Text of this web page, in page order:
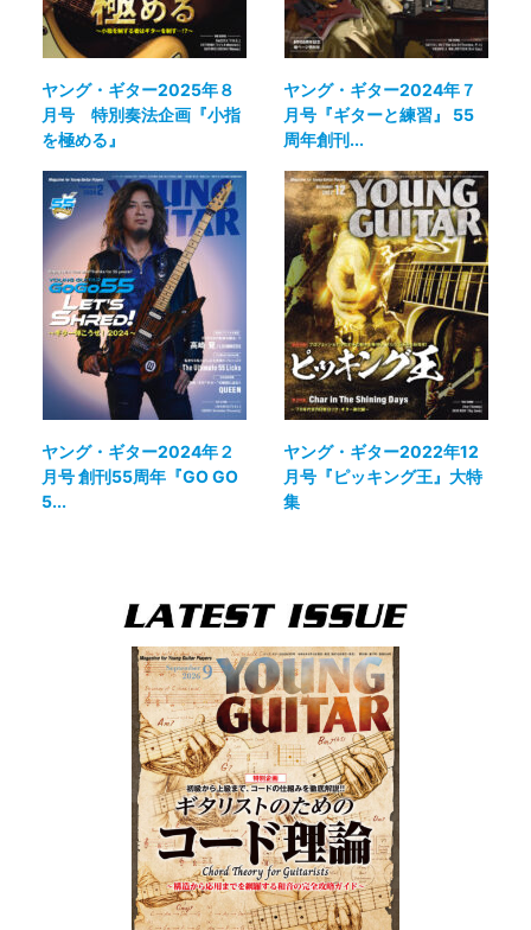
ヤング・ギター2025年８
月号 特別奏法企画『小指
を極める』
ヤング・ギター2024年７
月号『ギターと練習』 55
周年創刊...
ヤング・ギター2024年２
月号 創刊55周年『GO GO
5...
ヤング・ギター2022年12
月号『ピッキング王』大特
集